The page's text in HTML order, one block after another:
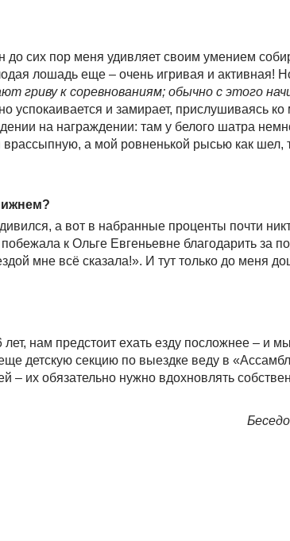
до сих пор меня удивляет своим умением
лошадь еще – очень игривая и активная!
гриву к соревнованиям; обычно с этого
успокаивается и замирает, прислушиваясь ко
на награждении: там у белого шатра
врассыпную, а мой ровненькой рысью как шел,
а вот в набранные проценты почти
к Ольге Евгеньевне благодарить за
мне всё сказала!». И тут только до меня
нам предстоит ехать езду посложнее – и
детскую секцию по выездке веду в
– их обязательно нужно вдохновлять